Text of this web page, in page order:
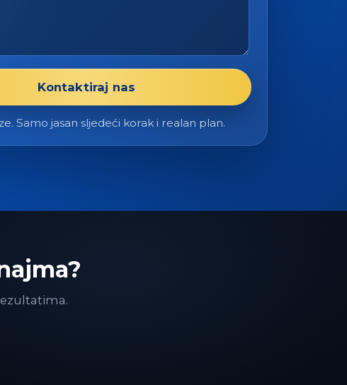
Kontaktiraj nas
Samo jasan sljedeći korak i realan plan.